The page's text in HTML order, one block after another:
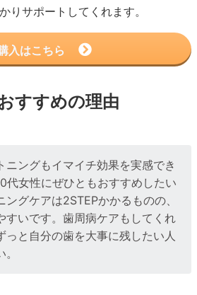
りサポートしてくれます。
入はこちら
すすめの理由
ニングもイマイチ効果を実感でき
女性にぜひともおすすめしたい
グケアは2STEPかかるものの、
すいです。歯周病ケアもしてくれ
っと自分の歯を大事に残したい人